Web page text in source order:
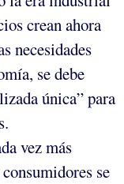
crean ahora
necesidades
se debe
única” para
vez más
se